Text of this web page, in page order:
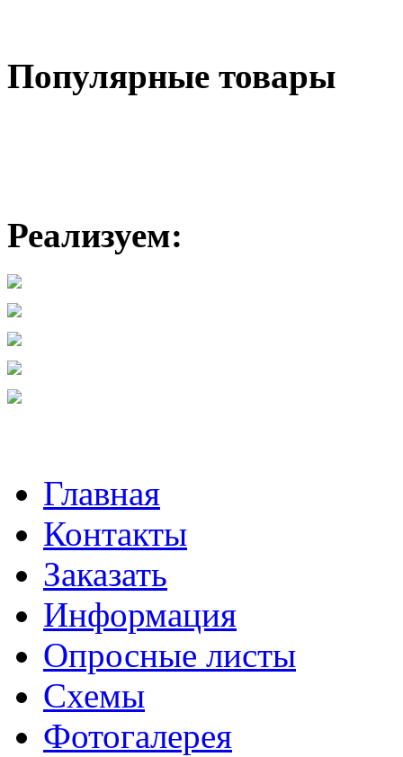
Популярные товары
Реализуем:
Главная
Контакты
Заказать
Информация
Опросные листы
Схемы
Фотогалерея